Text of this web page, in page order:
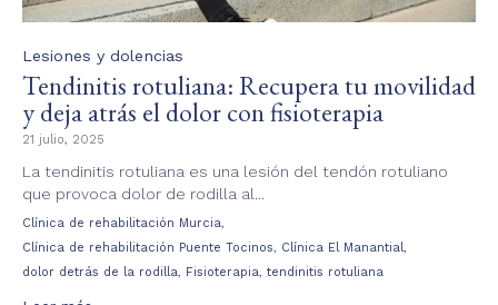
Category
Lesiones y dolencias
Tendinitis rotuliana: Recupera tu movilidad
y deja atrás el dolor con fisioterapia
21 julio, 2025
La tendinitis rotuliana es una lesión del tendón rotuliano
que provoca dolor de rodilla al...
Tags
Clínica de rehabilitación Murcia,
Clínica de rehabilitación Puente Tocinos, Clínica El Manantial,
dolor detrás de la rodilla, Fisioterapia, tendinitis rotuliana